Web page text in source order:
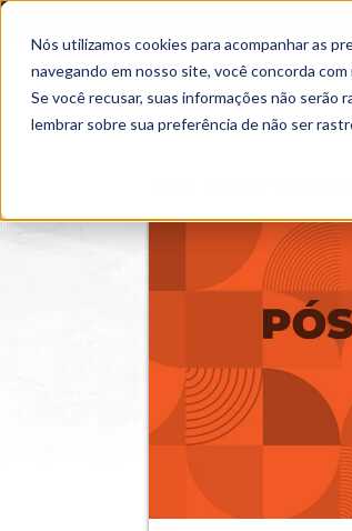
Nós utilizamos cookies para acompanhar as
navegando em nosso site, você concorda com
Se você recusar, suas informações não serão
lembrar sobre sua preferência de não ser
SEMIPRESENCIAL